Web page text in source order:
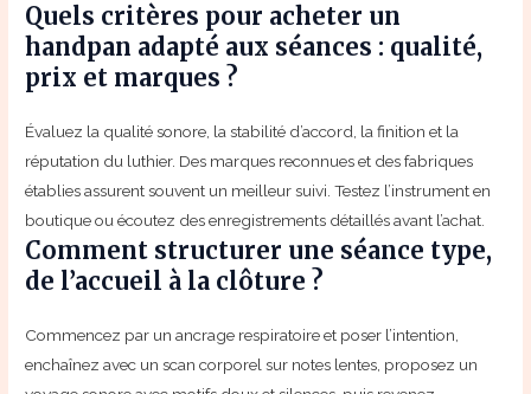
Quels critères pour acheter un
handpan adapté aux séances : qualité,
prix et marques ?
Évaluez la qualité sonore, la stabilité d’accord, la finition et la
réputation du luthier. Des marques reconnues et des fabriques
établies assurent souvent un meilleur suivi. Testez l’instrument en
boutique ou écoutez des enregistrements détaillés avant l’achat.
Comment structurer une séance type,
de l’accueil à la clôture ?
Commencez par un ancrage respiratoire et poser l’intention,
enchaînez avec un scan corporel sur notes lentes, proposez un